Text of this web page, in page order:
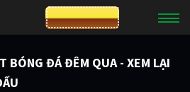
CƯỢC 8XBET
BÓNG ĐÁ ĐÊM QUA - XEM LẠI